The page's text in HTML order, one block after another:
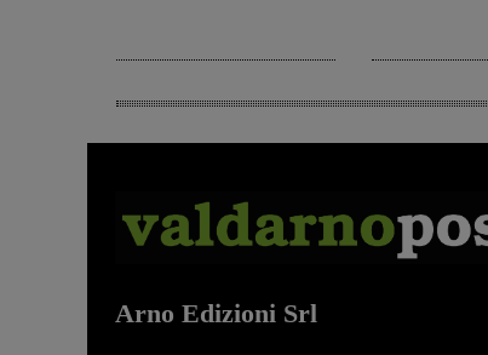
Arno Edizioni Srl